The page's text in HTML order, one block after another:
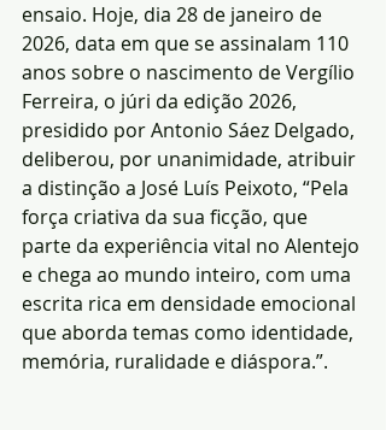
ensaio. Hoje, dia 28 de janeiro de
2026, data em que se assinalam 110
anos sobre o nascimento de Vergílio
Ferreira, o júri da edição 2026,
presidido por Antonio Sáez Delgado,
deliberou, por unanimidade, atribuir
a distinção a José Luís Peixoto, “Pela
força criativa da sua ficção, que
parte da experiência vital no Alentejo
e chega ao mundo inteiro, com uma
escrita rica em densidade emocional
que aborda temas como identidade,
memória, ruralidade e diáspora.”.